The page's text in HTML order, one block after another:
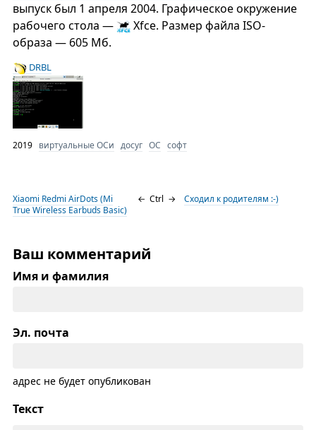
выпуск был 1 апреля 2004. Графическое окружение
рабочего стола —
Xfce. Размер файла ISO-
образа — 605 Мб.
DRBL
2019 виртуальные ОСи досуг ОС софт
Xiaomi Redmi AirDots (Mi
True Wireless Earbuds Basic)
← Ctrl → Сходил к родителям :-)
Ваш комментарий
Имя и фамилия
Эл. почта
адрес не будет опубликован
Текст